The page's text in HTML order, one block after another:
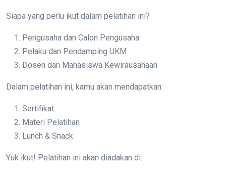
Siapa yang perlu ikut dalam pelatihan ini?
Pengusaha dan Calon Pengusaha
Pelaku dan Pendamping UKM
Dosen dan Mahasiswa Kewirausahaan
Dalam pelatihan ini, kamu akan mendapatkan:
Sertifikat
Materi Pelatihan
Lunch & Snack
Yuk ikut! Pelatihan ini akan diadakan di: